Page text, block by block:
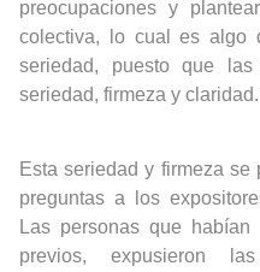
preocupaciones y
colectiva, lo cual es algo
seriedad, puesto que
seriedad, firmeza y claridad.
Esta seriedad y firmeza
preguntas a los
Las personas que
previos, expusieron